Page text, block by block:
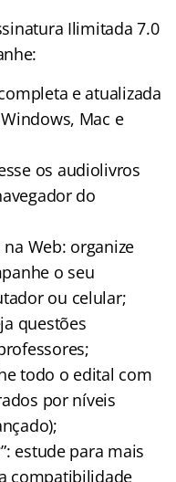
Ilimitada 7.0
e atualizada
Mac e
os audiolivros
do
Web: organize
o seu
ou celular;
questões
todo o edital com
por níveis
estude para mais
compatibilidade